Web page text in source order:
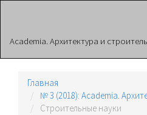
Основное
содержимое
панель
Academia. Архитектура и
Главная
№ 3 (2018): Academia.
Cтроительные науки